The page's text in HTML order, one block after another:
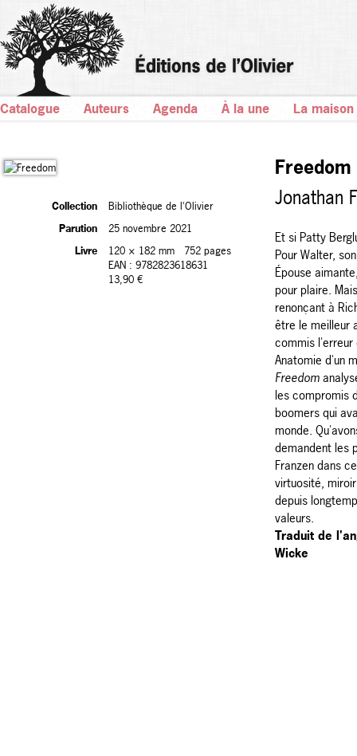
Catalogue Auteurs Agenda À la une La maison
Collection
Bibliothèque de l'Olivier
Parution
25 novembre 2021
Livre
120 × 182 mm
752 pages
EAN : 9782823618631
13,90 €
Freedom
Jonathan
Et si Patty
Pour Walter,
Épouse
pour plaire.
renonçant à
être le meilleur
commis l'erreur
Anatomie d'un
Freedom
les compromis
boomers qui
monde.
demandent les
Franzen dans
virtuosité,
depuis
valeurs.
Traduit de
Wicke